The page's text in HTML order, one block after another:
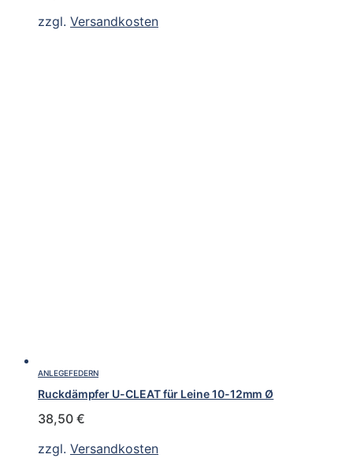
zzgl. Versandkosten
ANLEGEFEDERN
Ruckdämpfer U-CLEAT für Leine 10-12mm Ø
38,50 €
zzgl. Versandkosten